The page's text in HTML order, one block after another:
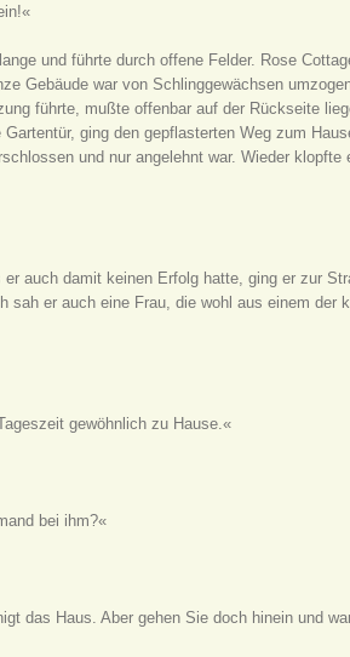
und führte durch offene Felder. Rose
Gebäude war von Schlinggewächsen
führte, mußte offenbar auf der Rückseite
ging den gepflasterten Weg zum
und nur angelehnt war. Wieder klopfte
auch damit keinen Erfolg hatte, ging er zur
sah er auch eine Frau, die wohl aus einem der
gewöhnlich zu Hause.«
bei ihm?«
das Haus. Aber gehen Sie doch hinein und